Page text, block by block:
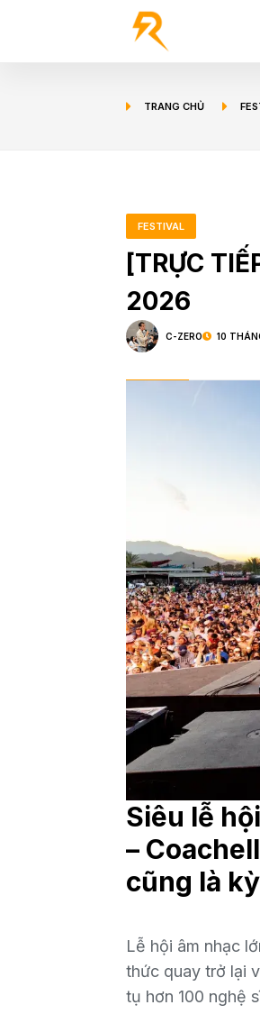
TRANG CHỦ
FESTIVAL
[TRỰC
2026
C-ZERO 10
Siêu lễ
–
cũng là
Lễ hội âm nhạc
thức quay trở lại
tụ hơn 100 nghệ